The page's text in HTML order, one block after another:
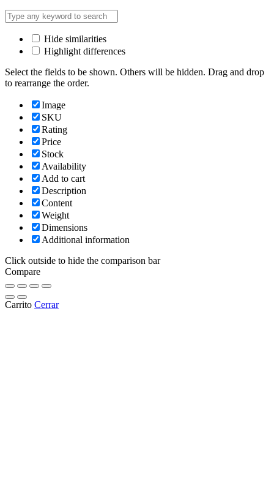
Hide similarities
Highlight differences
Select the fields to be shown. Others will be hidden. Drag and drop
to rearrange the order.
Image
SKU
Rating
Price
Stock
Availability
Add to cart
Description
Content
Weight
Dimensions
Additional information
Click outside to hide the comparison bar
Compare
Carrito Cerrar